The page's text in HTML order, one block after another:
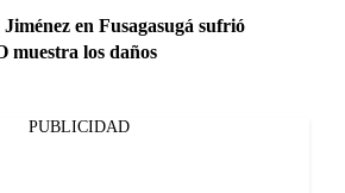
en Fusagasugá sufrió
muestra los daños
PUBLICIDAD